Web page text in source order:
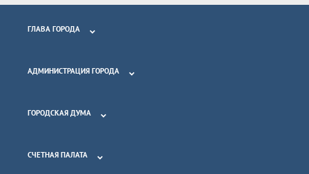
ГЛАВА ГОРОДА
АДМИНИСТРАЦИЯ ГОРОДА
ГОРОДСКАЯ ДУМА
СЧЕТНАЯ ПАЛАТА